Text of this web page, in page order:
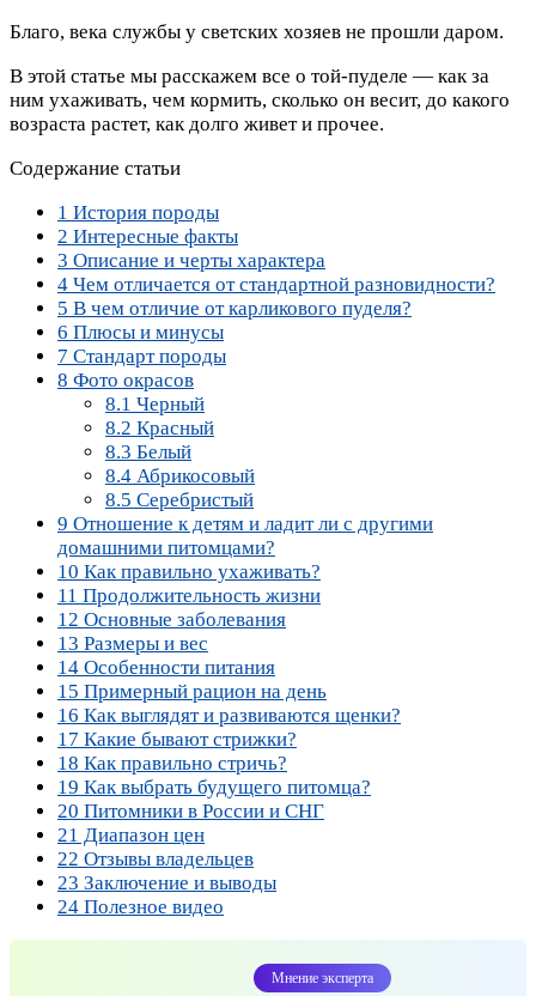
Благо, века службы у светских хозяев не прошли даром.
В этой статье мы расскажем все о той-пуделе — как за
ним ухаживать, чем кормить, сколько он весит, до какого
возраста растет, как долго живет и прочее.
Содержание статьи
1 История породы
2 Интересные факты
3 Описание и черты характера
4 Чем отличается от стандартной разновидности?
5 В чем отличие от карликового пуделя?
6 Плюсы и минусы
7 Стандарт породы
8 Фото окрасов
8.1 Черный
8.2 Красный
8.3 Белый
8.4 Абрикосовый
8.5 Серебристый
9 Отношение к детям и ладит ли с другими
домашними питомцами?
10 Как правильно ухаживать?
11 Продолжительность жизни
12 Основные заболевания
13 Размеры и вес
14 Особенности питания
15 Примерный рацион на день
16 Как выглядят и развиваются щенки?
17 Какие бывают стрижки?
18 Как правильно стричь?
19 Как выбрать будущего питомца?
20 Питомники в России и СНГ
21 Диапазон цен
22 Отзывы владельцев
23 Заключение и выводы
24 Полезное видео
Мнение эксперта